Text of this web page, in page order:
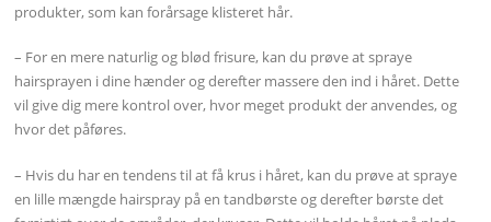
produkter, som kan forårsage klisteret hår.
– For en mere naturlig og blød frisure, kan du prøve at spraye
hairsprayen i dine hænder og derefter massere den ind i håret. Dette
vil give dig mere kontrol over, hvor meget produkt der anvendes, og
hvor det påføres.
– Hvis du har en tendens til at få krus i håret, kan du prøve at spraye
en lille mængde hairspray på en tandbørste og derefter børste det